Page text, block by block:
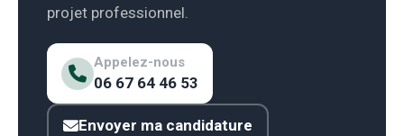
projet professionnel.
Appelez-nous
06 67 64 46 53
Envoyer ma candidature